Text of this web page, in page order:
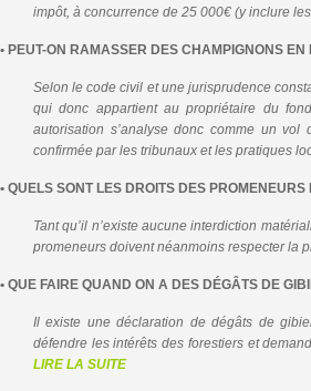
impôt, à concurrence de 25 000€ (y inclure
• PEUT-ON RAMASSER DES CHAMPIGNONS EN
Selon le code civil et une jurisprudence
qui donc appartient au propriétaire du
autorisation s’analyse donc comme un vol
confirmée par les tribunaux et les pratiques
• QUELS SONT LES DROITS DES PROMENEURS
Tant qu’il n’existe aucune interdiction
promeneurs doivent néanmoins respecter la
• QUE FAIRE QUAND ON A DES DÉGÂTS DE
Il existe une déclaration de dégâts de
défendre les intérêts des forestiers et
LIRE LA SUITE